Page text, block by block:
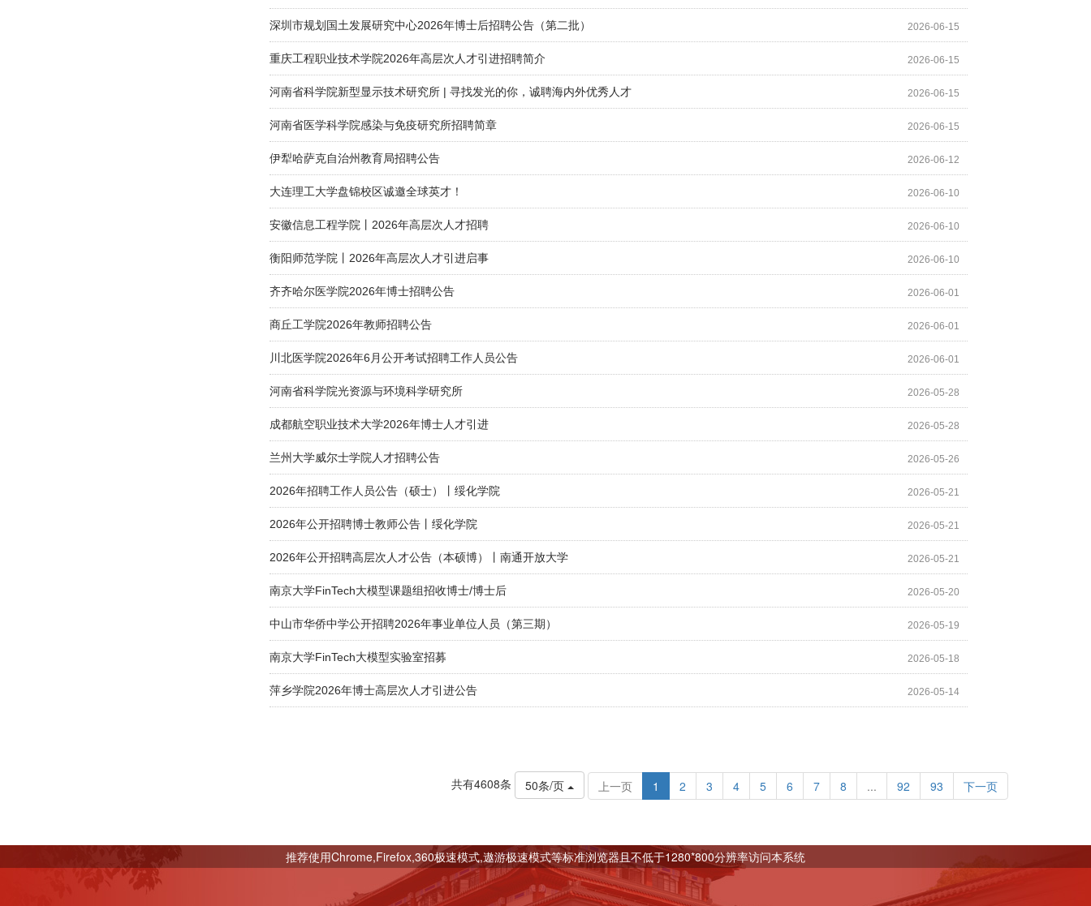
2026-06-15
深圳市规划国土发展研究中心2026年博士后招聘公告（第二批）
2026-06-15
重庆工程职业技术学院2026年高层次人才引进招聘简介
2026-06-15
河南省科学院新型显示技术研究所 | 寻找发光的你，诚聘海内外优秀人才
2026-06-15
河南省医学科学院感染与免疫研究所招聘简章
2026-06-12
伊犁哈萨克自治州教育局招聘公告
2026-06-10
大连理工大学盘锦校区诚邀全球英才！
2026-06-10
安徽信息工程学院丨2026年高层次人才招聘
2026-06-10
衡阳师范学院丨2026年高层次人才引进启事
2026-06-01
齐齐哈尔医学院2026年博士招聘公告
2026-06-01
商丘工学院2026年教师招聘公告
2026-06-01
川北医学院2026年6月公开考试招聘工作人员公告
2026-05-28
河南省科学院光资源与环境科学研究所
2026-05-28
成都航空职业技术大学2026年博士人才引进
2026-05-26
兰州大学威尔士学院人才招聘公告
2026-05-21
2026年招聘工作人员公告（硕士）丨绥化学院
2026-05-21
2026年公开招聘博士教师公告丨绥化学院
2026-05-21
2026年公开招聘高层次人才公告（本硕博）丨南通开放大学
2026-05-20
南京大学FinTech大模型课题组招收博士/博士后
2026-05-19
中山市华侨中学公开招聘2026年事业单位人员（第三期）
2026-05-18
南京大学FinTech大模型实验室招募
2026-05-14
萍乡学院2026年博士高层次人才引进公告
共有4608条 50条/页 上一页 1 2 3 4 5 6 7 8 ... 92 93 下一页
推荐使用Chrome,Firefox,360极速模式,遨游极速模式等标准浏览器且不低于1280*800分辨率访问本系统